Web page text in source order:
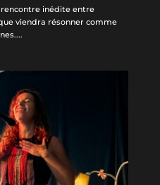
rencontre inédite entre
viendra résonner comme